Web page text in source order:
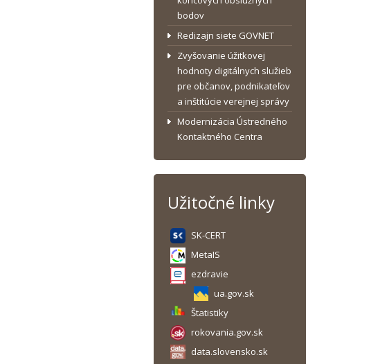
bodov
Redizajn siete GOVNET
Zvyšovanie úžitkovej
hodnoty digitálnych služieb
pre občanov, podnikateľov
a inštitúcie verejnej správy
Modernizácia Ústredného
Kontaktného Centra
Užitočné linky
SK-CERT
MetaIS
ezdravie
ua.gov.sk
Štatistiky
rokovania.gov.sk
data.slovensko.sk